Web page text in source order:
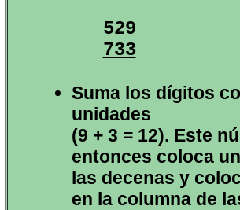
733
Suma los dígitos
unidades
(9 + 3 = 12). Este
entonces coloca
las decenas y
en la columna de